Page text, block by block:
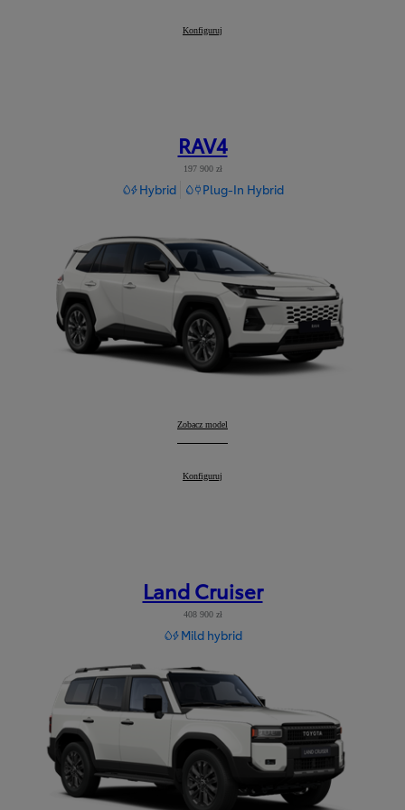
Mirai:
Konfiguruj
RAV4
197 900 zł
Hybrid Plug-In Hybrid
RAV4:
Zobacz model
RAV4:
Konfiguruj
Land Cruiser
408 900 zł
Mild hybrid